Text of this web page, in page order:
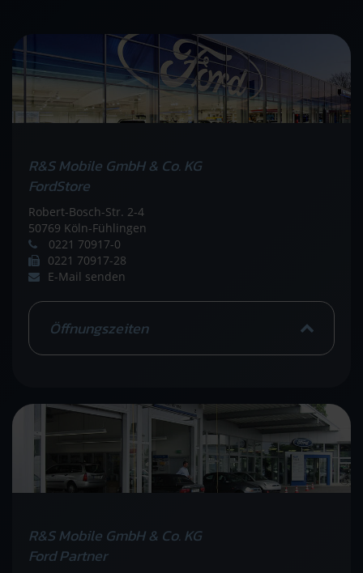
R&S Mobile GmbH & Co. KG
FordStore
Robert-Bosch-Str. 2-4
50769 Köln-Fühlingen
0221 70917-0
0221 70917-28
E-Mail senden
Öffnungszeiten
R&S Mobile GmbH & Co. KG
Ford Partner